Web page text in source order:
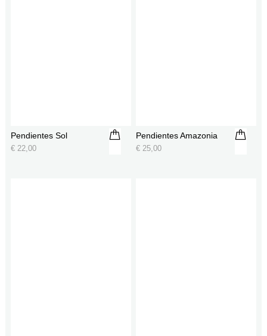
Pendientes Sol
€22,00
Pendientes Amazonia
€ 25,00